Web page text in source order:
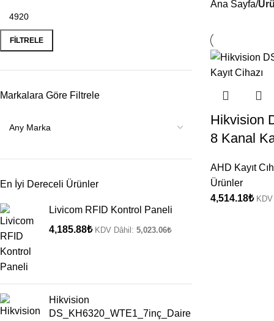
FILTRELE
Markalara Göre Filtrele
En İyi Dereceli Ürünler
Livicom RFID Kontrol Paneli
4,185.88₺ KDV Dâhil: 5,023.06₺
Hikvision
DS_KH6320_WTE1_7inç_Daire
Ana Sayfa
Hikvision
8 Kanal
AHD Kayıt
Ürünler
4,514.18₺